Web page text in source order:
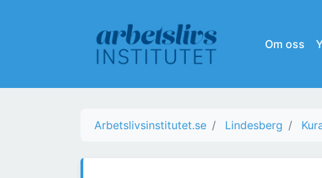
Om oss
Arbetslivsinstitutet.se Lindesberg